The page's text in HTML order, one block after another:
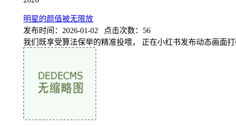
明星的颜值被无限放
发布时间：2026-01-02 点击次数：56
我们既享受算法保举的精准投喂， 正在小红书发布动态画面